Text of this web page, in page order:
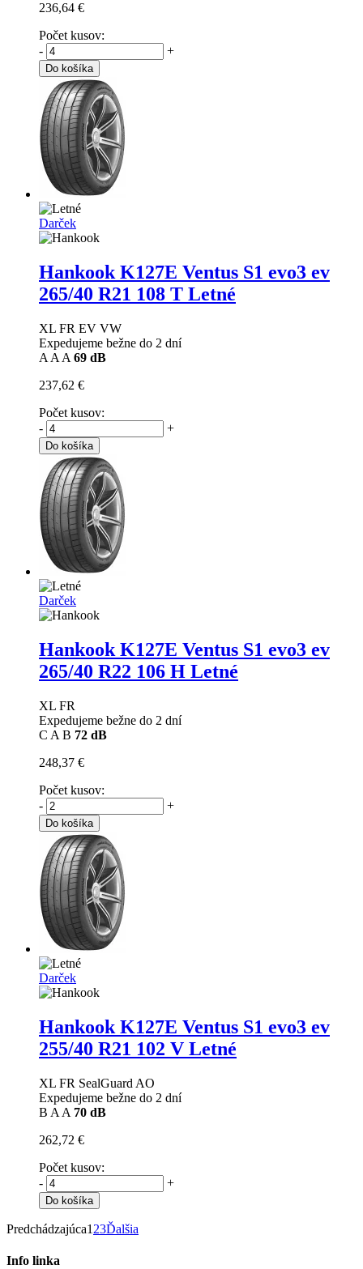
236,64 €
Počet kusov:
-
+
Do košíka
Darček
Hankook K127E Ventus S1 evo3 ev
265/40 R21 108 T Letné
XL FR EV VW
Expedujeme bežne do 2 dní
A A A 69 dB
237,62 €
Počet kusov:
-
+
Do košíka
Darček
Hankook K127E Ventus S1 evo3 ev
265/40 R22 106 H Letné
XL FR
Expedujeme bežne do 2 dní
C A B 72 dB
248,37 €
Počet kusov:
-
+
Do košíka
Darček
Hankook K127E Ventus S1 evo3 ev
255/40 R21 102 V Letné
XL FR SealGuard AO
Expedujeme bežne do 2 dní
B A A 70 dB
262,72 €
Počet kusov:
-
+
Do košíka
Predchádzajúca1 23Ďalšia
Info linka